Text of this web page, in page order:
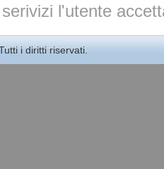
l'utente
i diritti riservati.